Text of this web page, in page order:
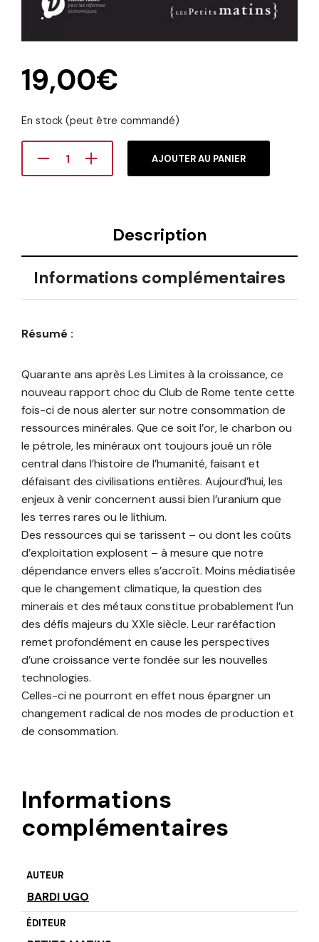
19,00€
En stock (peut être commandé)
AJOUTER AU PANIER
Description
Informations complémentaires
Résumé :
Quarante ans après Les Limites à la croissance, ce
nouveau rapport choc du Club de Rome tente cette
fois-ci de nous alerter sur notre consommation de
ressources minérales. Que ce soit l’or, le charbon ou
le pétrole, les minéraux ont toujours joué un rôle
central dans l’histoire de l’humanité, faisant et
défaisant des civilisations entières. Aujourd’hui, les
enjeux à venir concernent aussi bien l’uranium que
les terres rares ou le lithium.
Des ressources qui se tarissent – ou dont les coûts
d’exploitation explosent – à mesure que notre
dépendance envers elles s’accroît. Moins médiatisée
que le changement climatique, la question des
minerais et des métaux constitue probablement l’un
des défis majeurs du XXIe siècle. Leur raréfaction
remet profondément en cause les perspectives
d’une croissance verte fondée sur les nouvelles
technologies.
Celles-ci ne pourront en effet nous épargner un
changement radical de nos modes de production et
de consommation.
Informations
complémentaires
AUTEUR
BARDI UGO
ÉDITEUR